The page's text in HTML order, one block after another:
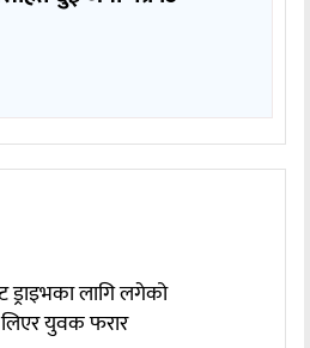
ड्राइभका लागि लगेको
युवक फरार